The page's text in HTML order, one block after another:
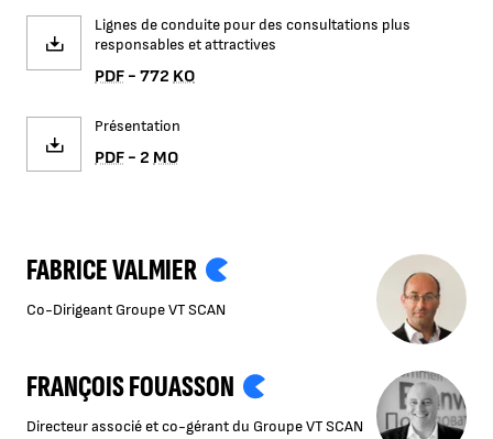
Lignes de conduite pour des consultations plus
responsables et attractives
PDF - 772 KO
Présentation
PDF - 2 MO
FABRICE VALMIER
Co-Dirigeant Groupe VT SCAN
FRANÇOIS FOUASSON
Directeur associé et co-gérant du Groupe VT SCAN